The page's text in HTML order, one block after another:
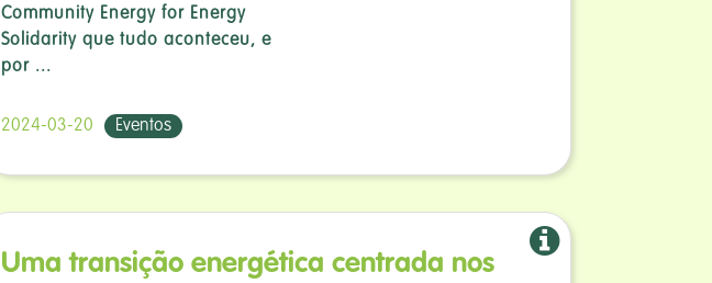
Community Energy for Energy
Solidarity que tudo aconteceu, e
por ...
2024-03-20 Eventos
Uma transição energética centrada nos